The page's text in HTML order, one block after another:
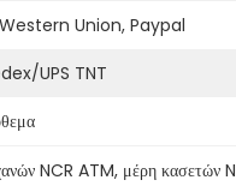
Union, Paypal
UPS TNT
NCR ATM, μέρη κασετών